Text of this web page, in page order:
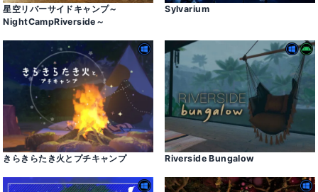
星空リバーサイドキャンプ～
NightCampRiverside～
Sylvarium
きらきらたき火とプチキャンプ Riverside Bungalow